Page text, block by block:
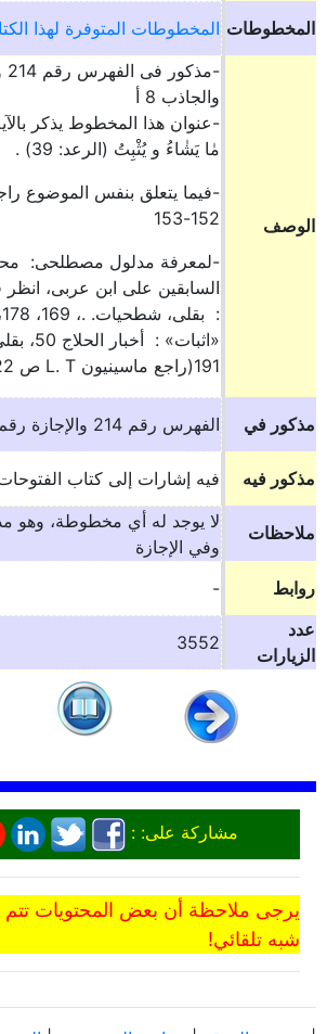
المخطوطات المخطوطات المتوفرة لهذا
الوصف
والجاذب 8 أ
-عنوان هذا المخطوط يذكر
مٰا يَشٰاءُ و يُثْبِتُ (الرعد: 39) .
152-153
-لمعرفة مدلول مصطلحى: محو
السابقين على ابن عربى،
«اثبات» :
191(راجع ماسينيون L. T ص 22، 34) .
مذكور في الفهرس رقم 214 والإجازة رقم 225 والجاذب 8 .
مذكور فيه فيه إشارات إلى كتاب
ملاحظات
لا يوجد له أي مخطوطة، وهو
وفي الإجازة
روابط
-
عدد
الزيارات
3552
مشاركة على: :
يرجى ملاحظة أن بعض المحتويات تتم
شبه تلقائي!